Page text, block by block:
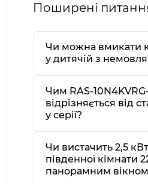
Поширені
Чи можна вмикати
у дитячій з
Чим RAS-
відрізняється від
у серії?
Чи вистачить 2,5
південної кімнати
панорамним